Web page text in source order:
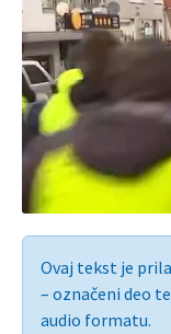
Ovaj tekst je
– označeni deo
audio formatu.